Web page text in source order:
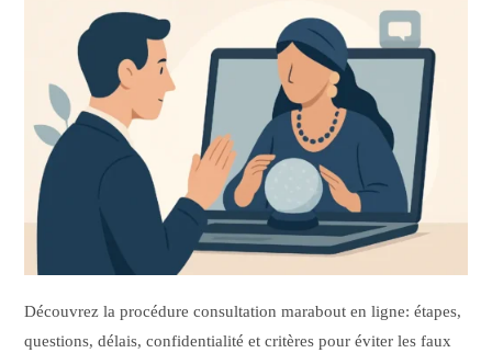
Découvrez la procédure consultation marabout en ligne: étapes,
questions, délais, confidentialité et critères pour éviter les faux